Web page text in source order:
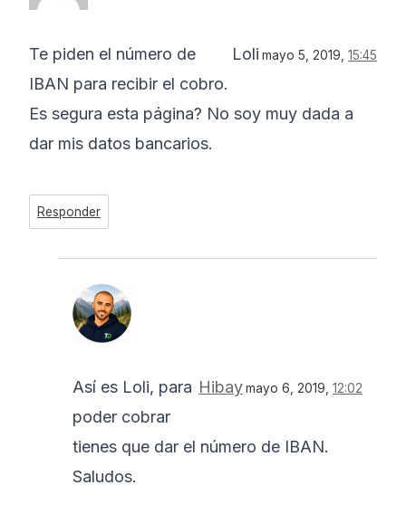
Loli mayo 5, 2019, 15:45
Te piden el número de
IBAN para recibir el cobro.
Es segura esta página? No soy muy dada a
dar mis datos bancarios.
Responder
Hibaymayo 6, 2019, 12:02
Así es Loli, para
poder cobrar
tienes que dar el número de IBAN.
Saludos.